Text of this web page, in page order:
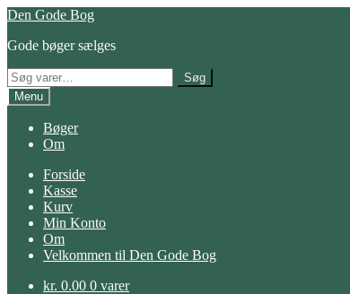
Spring
navigation
Spring
indhold
Den Gode Bog
Gode bøger sælges
Søg
efter:
Søg
Menu
Bøger
Om
Forside
Kasse
Kurv
Min Konto
Om
Velkommen til Den Gode Bog
kr. 0.00 0 varer